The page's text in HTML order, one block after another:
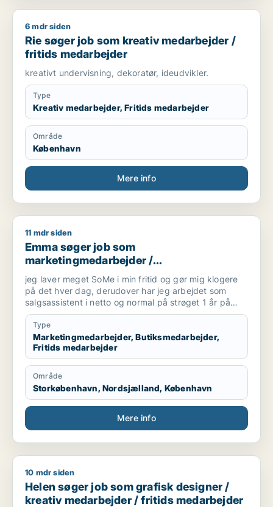
Rie søger job som kreativ medarbejder / fritids medarbejder
6 mdr siden
Rie søger job som kreativ medarbejder /
fritids medarbejder
kreativt undervisning, dekoratør, ideudvikler.
Type
Kreativ medarbejder, Fritids medarbejder
Område
København
Mere info
Emma søger job som marketingmedarbejder /
11 mdr siden
Emma søger job som
marketingmedarbejder /
butiksmedarbejder / fritids medarbejder
jeg laver meget SoMe i min fritid og gør mig klogere
på det hver dag, derudover har jeg arbejdet som
salgsassistent i netto og normal på strøget 1 år på
hvert job, og til sidst har jeg været
tjener/servicemedarbejder på en sushi rataurant i
omrking 1,5 år
Type
Marketingmedarbejder, Butiksmedarbejder,
Fritids medarbejder
Område
Storkøbenhavn, Nordsjælland, København
Mere info
Helen søger job som grafisk designer / kreativ
10 mdr siden
Helen søger job som grafisk designer /
kreativ medarbejder / fritids medarbejder